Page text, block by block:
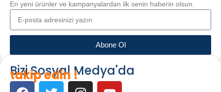
En yeni ürünler ve kampanyalardan ilk senin haberin olsun.
Abone Ol
Bizi Sosyal Medya'da
takip edin !